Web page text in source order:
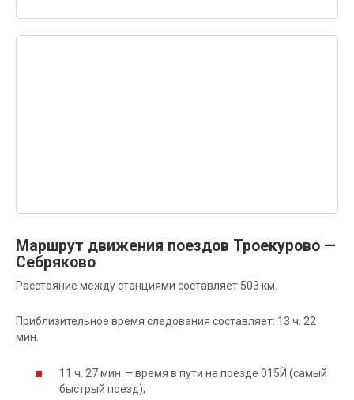
Маршрут движения поездов Троекурово —
Себряково
Расстояние между станциями составляет 503 км.
Приблизительное время следования составляет: 13 ч. 22
мин.
11 ч. 27 мин. – время в пути на поезде 015Й (самый
быстрый поезд);